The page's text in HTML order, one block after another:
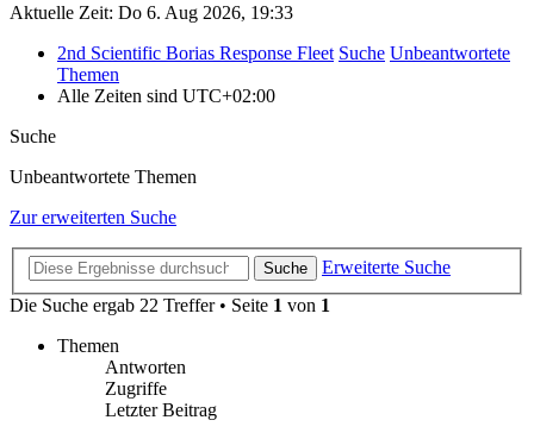
Aktuelle Zeit: Do 6. Aug 2026, 19:33
2nd Scientific Borias Response Fleet Suche Unbeantwortete
Themen
Alle Zeiten sind UTC+02:00
Suche
Unbeantwortete Themen
Zur erweiterten Suche
Suche
Erweiterte Suche
Die Suche ergab 22 Treffer • Seite 1 von 1
Themen
Antworten
Zugriffe
Letzter Beitrag